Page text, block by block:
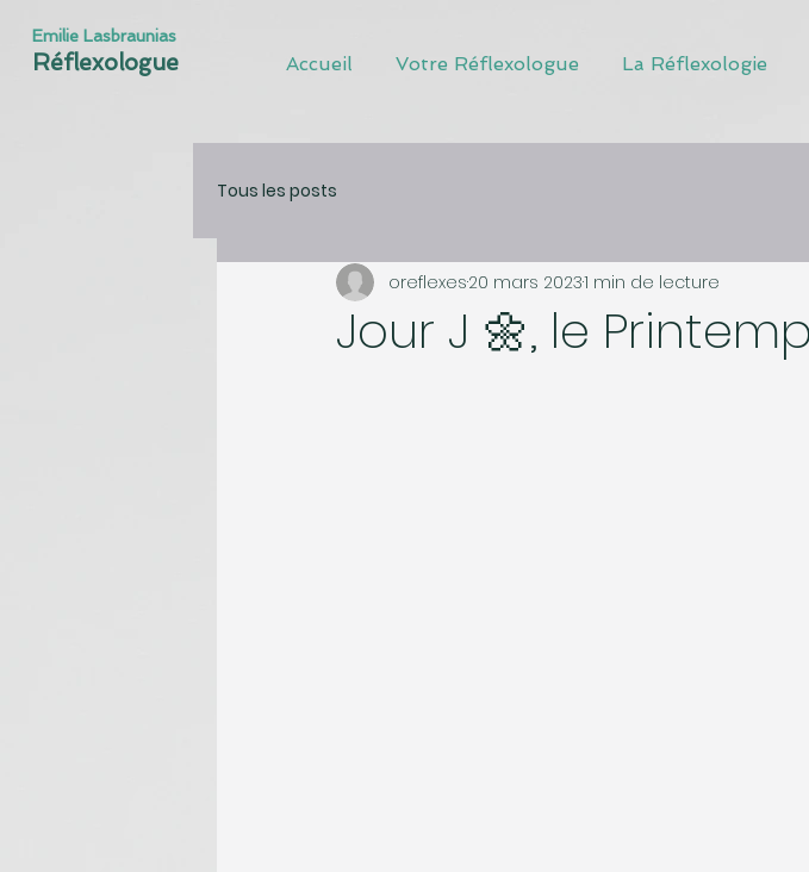
Emilie Lasbraunias
Réflexologue Accueil Votre Réflexologue La Réflexologie
Tous les posts
Jour J 🌼, le
oreflexes20 mars 20231 min de lecture